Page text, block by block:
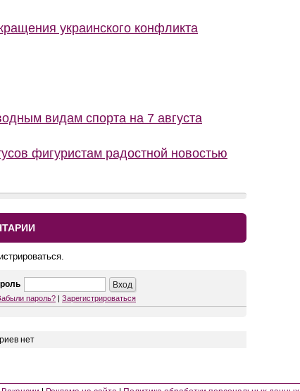
украинского конфликта
видам спорта на 7 августа
фигуристам радостной новостью
пароль? | Зарегистрироваться
нет